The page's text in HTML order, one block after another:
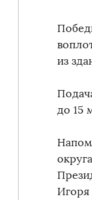
из
до 15